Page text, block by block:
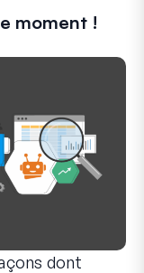
moment !
dont